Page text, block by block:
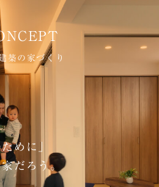
築の家づくり
めに」
だろう。